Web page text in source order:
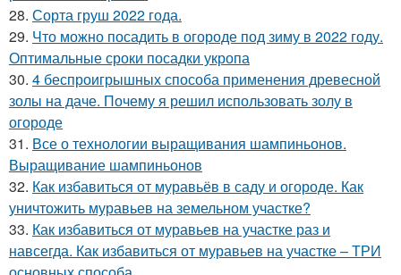
28. Сорта груш 2022 года.
29. Что можно посадить в огороде под зиму в 2022 году.
Оптимальные сроки посадки укропа
30. 4 беспроигрышных способа применения древесной
золы на даче. Почему я решил использовать золу в
огороде
31. Все о технологии выращивания шампиньонов.
Выращивание шампиньонов
32. Как избавиться от муравьёв в саду и огороде. Как
уничтожить муравьев на земельном участке?
33. Как избавиться от муравьев на участке раз и
навсегда. Как избавиться от муравьев на участке – ТРИ